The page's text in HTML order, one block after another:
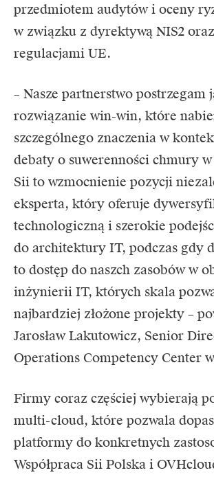
przedmiotem audytów i oceny
w związku z dyrektywą NIS2
regulacjami UE.
– Nasze partnerstwo postrzegam
rozwiązanie win-win, które
szczególnego znaczenia w
debaty o suwerenności chmury
Sii to wzmocnienie pozycji
eksperta, który oferuje
technologiczną i szerokie
do architektury IT, podczas gdy
to dostęp do naszch zasobów w
inżynierii IT, których skala
najbardziej złożone projekty –
Jarosław Lakutowicz, Senior
Operations Competency Center
Firmy coraz częściej wybierają
multi-cloud, które pozwala
platformy do konkretnych
Współpraca Sii Polska i